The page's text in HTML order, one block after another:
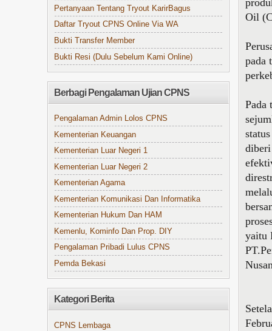
Oil
pada
Pada
yaitu
Pertanyaan Tentang Tryout KarirBagus
Daftar Tryout CPNS Online Via WA
Bukti Transfer Member
Bukti Resi (Dulu Sebelum Kami Online)
Berbagi Pengalaman Ujian CPNS
Pengalaman Admin Lolos CPNS
Kementerian Keuangan
Kementerian Luar Negeri 1
Kementerian Luar Negeri 2
Kementerian Agama
Kementerian Komunikasi Dan Informatika
Kementerian Hukum Dan HAM
Kemenlu, Kominfo Dan Prop. DIY
Pengalaman Pribadi Lulus CPNS
Pemda Bekasi
Kategori Berita
CPNS Lembaga